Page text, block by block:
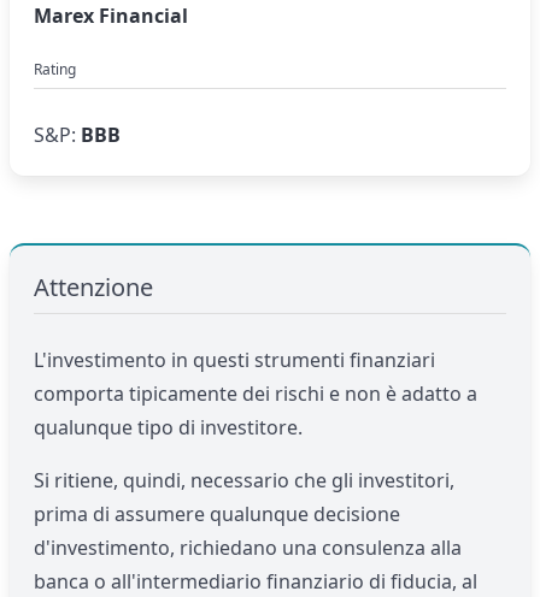
Marex Financial
Rating
S&P: BBB
Attenzione
L'investimento in questi strumenti finanziari
comporta tipicamente dei rischi e non è adatto a
qualunque tipo di investitore.
Si ritiene, quindi, necessario che gli investitori,
prima di assumere qualunque decisione
d'investimento, richiedano una consulenza alla
banca o all'intermediario finanziario di fiducia, al